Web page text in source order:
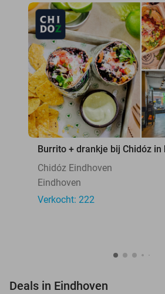
Burrito + drankje bij Chidóz
Chidóz Eindhoven
Eindhoven
Verkocht: 222
Deals in Eindhoven